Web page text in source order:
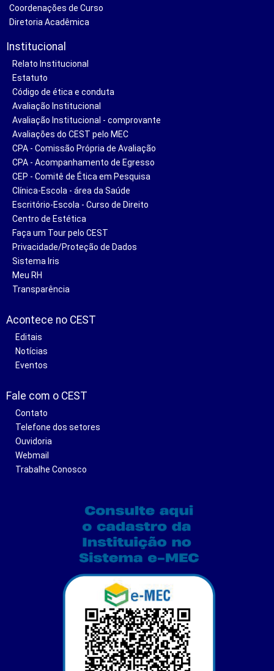
Coordenações de Curso
Diretoria Acadêmica
Institucional
Relato Institucional
Estatuto
Código de ética e conduta
Avaliação Institucional
Avaliação Institucional - comprovante
Avaliações do CEST pelo MEC
CPA - Comissão Própria de Avaliação
CPA - Acompanhamento de Egresso
CEP - Comitê de Ética em Pesquisa
Clínica-Escola - área da Saúde
Escritório-Escola - Curso de Direito
Centro de Estética
Faça um Tour pelo CEST
Privacidade/Proteção de Dados
Sistema Iris
Meu RH
Transparência
Acontece no CEST
Editais
Notícias
Eventos
Fale com o CEST
Contato
Telefone dos setores
Ouvidoria
Webmail
Trabalhe Conosco